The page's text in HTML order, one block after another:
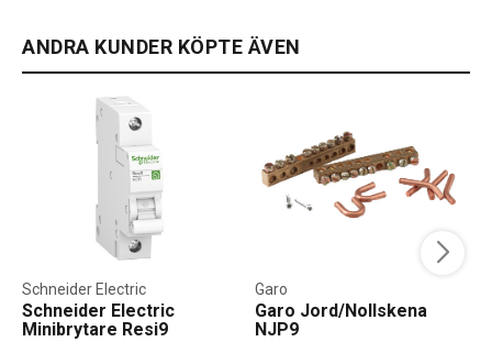
ANDRA KUNDER KÖPTE ÄVEN
Schneider Electric
Minibrytare Resi9
Schneider Electric
Garo Jord/Nollskena
NJP9
Garo